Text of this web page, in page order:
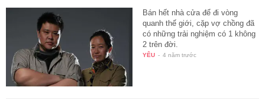
Bán hết nhà cửa để đi vòng
quanh thế giới, cặp vợ chồng đã
có những trải nghiệm có 1 không
2 trên đời.
YÊU - 4 năm trước